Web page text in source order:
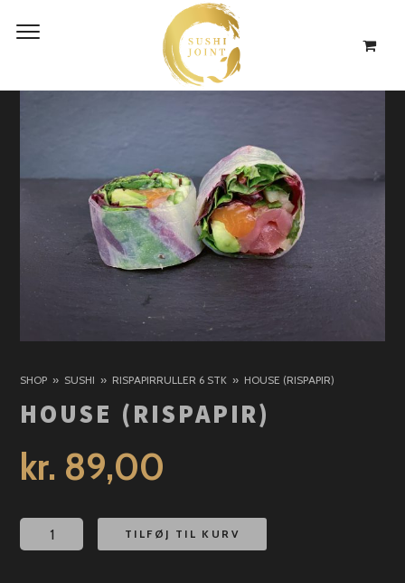
SHOP SUSHI RISPAPIRRULLER 6 STK HOUSE (RISPAPIR)
HOUSE (RISPAPIR)
kr. 89,00
House
(Rispapir)
TILFØJ TIL KURV